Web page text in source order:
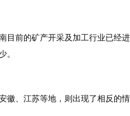
前的矿产开采及加工行业已经
。
、江苏等地，则出现了相反的情